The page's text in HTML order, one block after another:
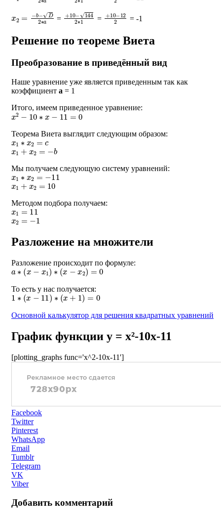
b−D2∗ = +10−144 ∗1
= +10−12 = -1
Решение по теореме Виета
Преобразование в приведённый вид
Наше уравнение уже является приведенным так как
коэффициент a = 1
Итого, имеем приведенное уравнение:
x2−10∗x−11 =0
Теорема Виета выглядит следующим образом:
x1∗x2= c
x1 + x2 =− b
Мы получаем следующую систему уравнений:
x1∗x2=−11
x1 + x2 =10
Методом подбора получаем:
x1=11
x2 =− 1
Разложение на множители
Разложение происходит по формуле:
a ∗(x−x1)∗ (x−x2)=0
То есть у нас получается:
1∗(x−11)∗( x+1)=0
Основной калькулятор для решения квадратных уравнений
График функции y = x²-10x-11
[plotting_graphs func='x^2-10x-11']
Facebook
Twitter
Pinterest
WhatsApp
Email
Tumblr
Telegram
VK
Viber
Добавить комментарий